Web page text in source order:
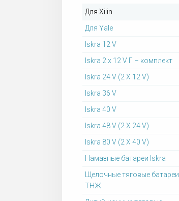
Для Xilin
Для Yale
Iskra 12 V
Iskra 2 x 12 V Г – комплект
Iskra 24 V (2 X 12 V)
Iskra 36 V
Iskra 40 V
Iskra 48 V (2 X 24 V)
Iskra 80 V (2 X 40 V)
Намазные батареи Iskra
Щелочные тяговые батареи
ТНЖ